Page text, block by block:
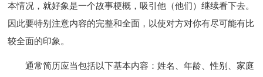
本情况，就好象是一个故事梗概，吸引他（他们）继续看下去。
因此要特别注意内容的完整和全面，以使对方对你有尽可能有比
较全面的印象。
通常简历应当包括以下基本内容：姓名、年龄、性别、家庭